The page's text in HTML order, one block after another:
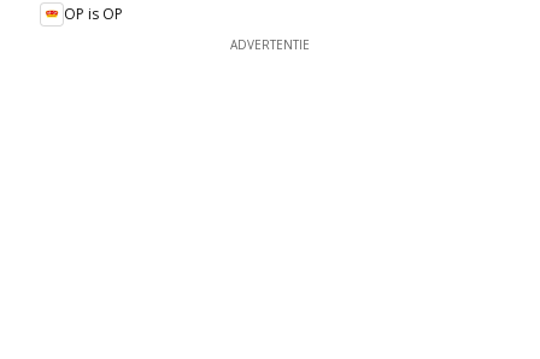
OP is OP
ADVERTENTIE